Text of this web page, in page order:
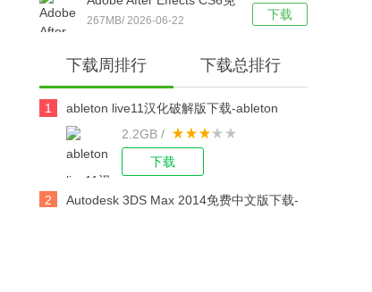
下载
费版下载-Adobe After
载安装
267MB/ 2026-06-22
下载周排行 下载总排行
1
ableton live11汉化破解版下载-ableton
live11 32/64位 中文版下载
2.2GB /
下载
2
Autodesk 3DS Max 2014免费中文版下载-